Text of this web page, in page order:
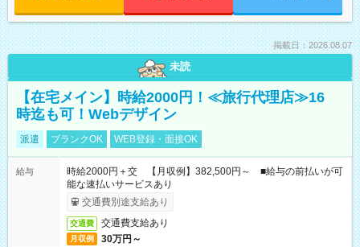
掲載日：2026.08.07
未読
【在宅メイン】時給2000円！≪旅行代理店≫16
時迄も可！Webデザイン
派遣 ブランクOK WEB登録・面接OK
給与
時給2000円＋交 【月収例】382,500円～ ■給与の前払いが可
能な速払いサービスあり
交通費別途支給あり
交通費 交通費支給あり
月収例 30万円～